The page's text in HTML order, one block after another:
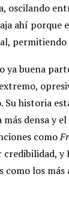
oscilando
ahí porque
permitiendo
ya buena
historia
densa y
como
los